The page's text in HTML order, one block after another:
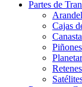
Partes de
Cajas
Canasta
Piñones
Retenes